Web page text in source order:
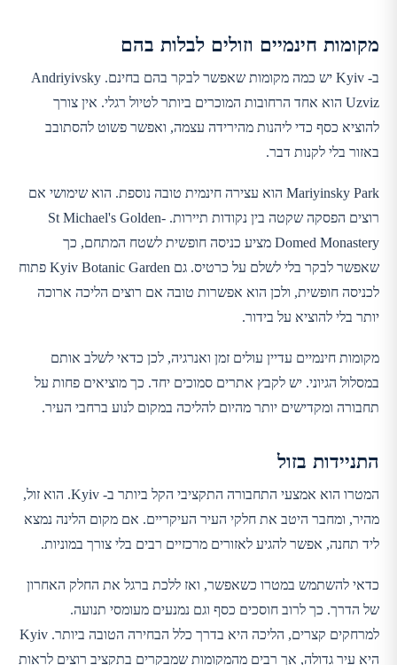
מקומות חינמיים וזולים לבלות בהם
ב- Kyiv יש כמה מקומות שאפשר לבקר בהם בחינם. Andriyivsky
Uzviz הוא אחד הרחובות המוכרים ביותר לטיול רגלי. אין צורך
להוציא כסף כדי ליהנות מהירידה עצמה, ואפשר פשוט להסתובב
באזור בלי לקנות דבר.
Mariyinsky Park הוא עצירה חינמית טובה נוספת. הוא שימושי אם
רוצים הפסקה שקטה בין נקודות תיירות. St Michael's Golden-
Domed Monastery מציע כניסה חופשית לשטח המתחם, כך
שאפשר לבקר בלי לשלם על כרטיס. גם Kyiv Botanic Garden פתוח
לכניסה חופשית, ולכן הוא אפשרות טובה אם רוצים הליכה ארוכה
יותר בלי להוציא על בידור.
מקומות חינמיים עדיין עולים זמן ואנרגיה, לכן כדאי לשלב אותם
במסלול הגיוני. יש לקבץ אתרים סמוכים יחד. כך מוציאים פחות על
תחבורה ומקדישים יותר מהיום להליכה במקום לנוע ברחבי העיר.
התניידות בזול
המטרו הוא אמצעי התחבורה התקציבי הקל ביותר ב- Kyiv. הוא זול,
מהיר, ומחבר היטב את חלקי העיר העיקריים. אם מקום הלינה נמצא
ליד תחנה, אפשר להגיע לאזורים מרכזיים רבים בלי צורך במוניות.
כדאי להשתמש במטרו כשאפשר, ואז ללכת ברגל את החלק האחרון
של הדרך. כך לרוב חוסכים כסף וגם נמנעים מעומסי תנועה.
למרחקים קצרים, הליכה היא בדרך כלל הבחירה הטובה ביותר. Kyiv
היא עיר גדולה, אך רבים מהמקומות שמבקרים בתקציב רוצים לראות